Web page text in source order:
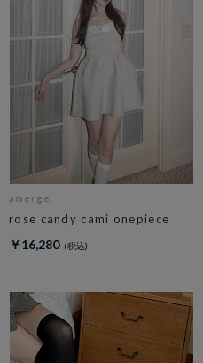
amerge.
rose candy cami onepiece
￥16,280